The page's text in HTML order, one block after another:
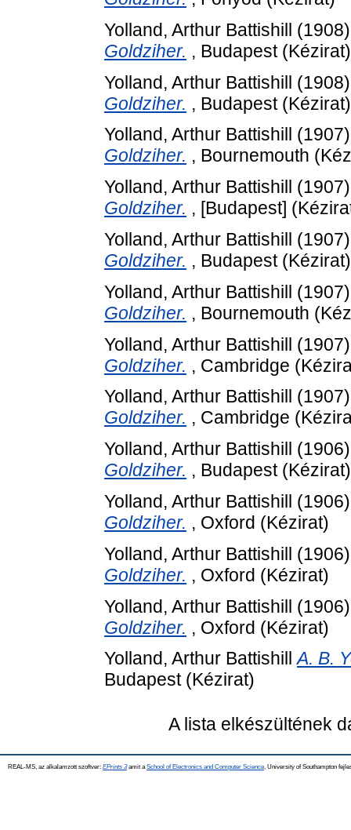
Yolland, Arthur Battishill
Goldziher. , Budapest (Kézirat)
Yolland, Arthur Battishill
Goldziher. , Budapest (Kézirat)
Yolland, Arthur Battishill
Goldziher. , Bournemouth
Yolland, Arthur Battishill
Goldziher. , [Budapest]
Yolland, Arthur Battishill
Goldziher. , Budapest (Kézirat)
Yolland, Arthur Battishill
Goldziher. , Bournemouth
Yolland, Arthur Battishill
Goldziher. , Cambridge
Yolland, Arthur Battishill
Goldziher. , Cambridge
Yolland, Arthur Battishill
Goldziher. , Budapest (Kézirat)
Yolland, Arthur Battishill
Goldziher. , Oxford (Kézirat)
Yolland, Arthur Battishill
Goldziher. , Oxford (Kézirat)
Yolland, Arthur Battishill
Goldziher. , Oxford (Kézirat)
Yolland, Arthur Battishill
A. B.
Budapest (Kézirat)
A lista elkészültének
REAL-MS, az alkalamzott szoftver: EPrints 3amit a School of Electronics and Computer Science , University of Southampton